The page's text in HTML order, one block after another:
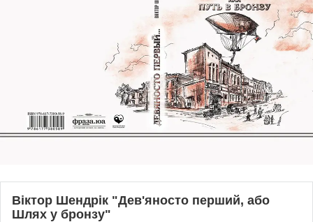
Віктор Шендрік "Дев'яносто перший, або
Шлях у бронзу"